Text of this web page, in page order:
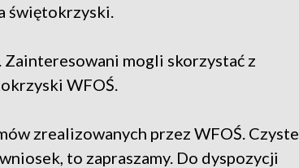
świętokrzyski.
mogli skorzystać z
WFOŚ.
zrealizowanych przez WFOŚ. Czyste
to zapraszamy. Do dyspozycji